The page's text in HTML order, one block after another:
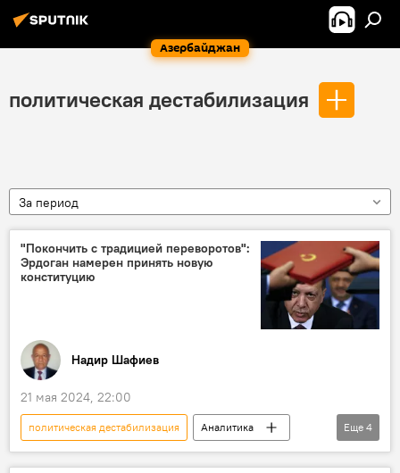
Азербайджан
политическая дестабилизация
За период
"Покончить с традицией переворотов":
Эрдоган намерен принять новую
конституцию
Надир Шафиев
21 мая 2024, 22:00
политическая дестабилизация
Аналитика
Турция
Конституция
Еще 4